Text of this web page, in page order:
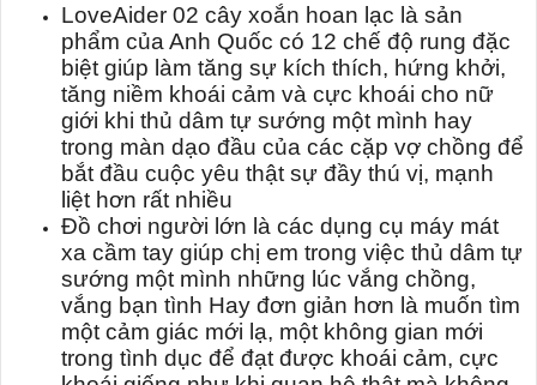
LoveAider 02 cây xoắn hoan lạc là sản
phẩm của Anh Quốc có 12 chế độ rung đặc
biệt giúp làm tăng sự kích thích, hứng khởi,
tăng niềm khoái cảm và cực khoái cho nữ
giới khi thủ dâm tự sướng một mình hay
trong màn dạo đầu của các cặp vợ chồng để
bắt đầu cuộc yêu thật sự đầy thú vị, mạnh
liệt hơn rất nhiều
Đồ chơi người lớn là các dụng cụ máy mát
xa cầm tay giúp chị em trong việc thủ dâm tự
sướng một mình những lúc vắng chồng,
vắng bạn tình Hay đơn giản hơn là muốn tìm
một cảm giác mới lạ, một không gian mới
trong tình dục để đạt được khoái cảm, cực